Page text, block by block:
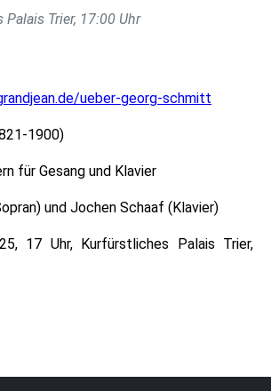
Trier, 17:00 Uhr
ueber-georg-schmitt
1900)
für Gesang und Klavier
und Jochen Schaaf (Klavier)
17 Uhr, Kurfürstliches Palais Trier,